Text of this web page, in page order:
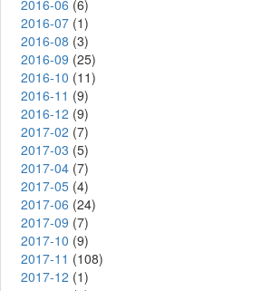
2016-06 (6)
2016-07 (1)
2016-08 (3)
2016-09 (25)
2016-10 (11)
2016-11 (9)
2016-12 (9)
2017-02 (7)
2017-03 (5)
2017-04 (7)
2017-05 (4)
2017-06 (24)
2017-09 (7)
2017-10 (9)
2017-11 (108)
2017-12 (1)